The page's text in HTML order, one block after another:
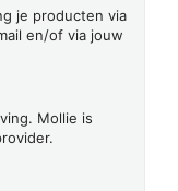
je producten via
en/of via jouw
Mollie is